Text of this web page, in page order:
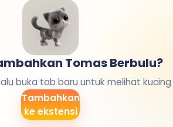
Tomas Berbulu?
buka tab baru untuk melihat kucing
Tambahkan
ke ekstensi